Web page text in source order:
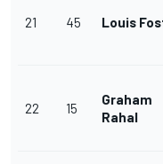
21 45 Louis
22 15
Graham
Rahal